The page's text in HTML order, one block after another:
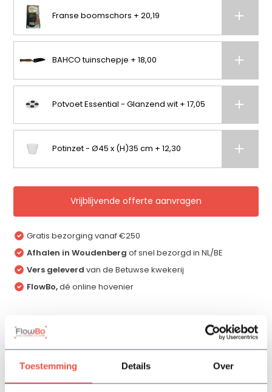
Toestemming Details Over
Franse boomschors + 20,19
BAHCO tuinschepje + 18,00
Potvoet Essential - Glanzend wit + 17,05
Potinzet - Ø45 x (H)35 cm + 12,30
Vrijblijvende offerte aanvragen
Gratis bezorging vanaf €250
Afhalen in Woudenberg of snel bezorgd in NL/BE
Vers geleverd van de Betuwse kwekerij
FlowBo,dé online hovenier
Productomschrijving
Specificaties